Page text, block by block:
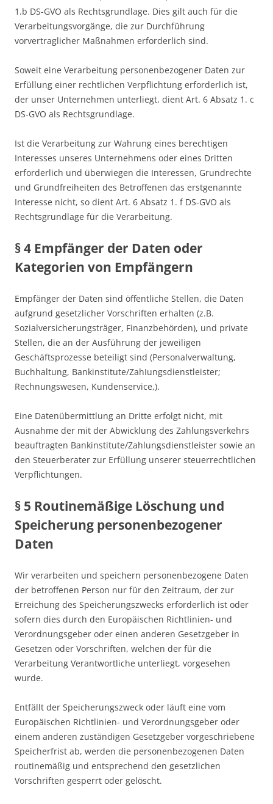
1.b DS-GVO als Rechtsgrundlage. Dies gilt auch für die
Verarbeitungsvorgänge, die zur Durchführung
vorvertraglicher Maßnahmen erforderlich sind.
Soweit eine Verarbeitung personenbezogener Daten zur
Erfüllung einer rechtlichen Verpflichtung erforderlich ist,
der unser Unternehmen unterliegt, dient Art. 6 Absatz 1. c
DS-GVO als Rechtsgrundlage.
Ist die Verarbeitung zur Wahrung eines berechtigen
Interesses unseres Unternehmens oder eines Dritten
erforderlich und überwiegen die Interessen, Grundrechte
und Grundfreiheiten des Betroffenen das erstgenannte
Interesse nicht, so dient Art. 6 Absatz 1. f DS-GVO als
Rechtsgrundlage für die Verarbeitung.
§ 4 Empfänger der Daten oder
Kategorien von Empfängern
Empfänger der Daten sind öffentliche Stellen, die Daten
aufgrund gesetzlicher Vorschriften erhalten (z.B.
Sozialversicherungsträger, Finanzbehörden), und private
Stellen, die an der Ausführung der jeweiligen
Geschäftsprozesse beteiligt sind (Personalverwaltung,
Buchhaltung, Bankinstitute/ZahIungsdienstleister;
Rechnungswesen, Kundenservice,).
Eine Datenübermittlung an Dritte erfolgt nicht, mit
Ausnahme der mit der Abwicklung des Zahlungsverkehrs
beauftragten Bankinstitute/Zahlungsdienstleister sowie an
den Steuerberater zur Erfüllung unserer steuerrechtlichen
Verpflichtungen.
§ 5 Routinemäßige Löschung und
Speicherung personenbezogener
Daten
Wir verarbeiten und speichern personenbezogene Daten
der betroffenen Person nur für den Zeitraum, der zur
Erreichung des Speicherungszwecks erforderlich ist oder
sofern dies durch den Europäischen Richtlinien- und
Verordnungsgeber oder einen anderen Gesetzgeber in
Gesetzen oder Vorschriften, welchen der für die
Verarbeitung Verantwortliche unterliegt, vorgesehen
wurde.
Entfällt der Speicherungszweck oder läuft eine vom
Europäischen Richtlinien- und Verordnungsgeber oder
einem anderen zuständigen Gesetzgeber vorgeschriebene
Speicherfrist ab, werden die personenbezogenen Daten
routinemäßig und entsprechend den gesetzlichen
Vorschriften gesperrt oder gelöscht.